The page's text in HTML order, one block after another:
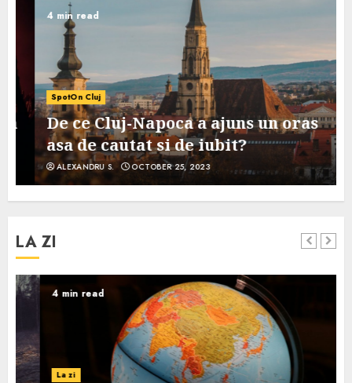
4 min read
SpotOn Cluj
De ce Cluj-Napoca a ajuns un oras
asa de cautat si de iubit?
ALEXANDRU S. OCTOBER 25, 2023
LA ZI
4 min read
La zi